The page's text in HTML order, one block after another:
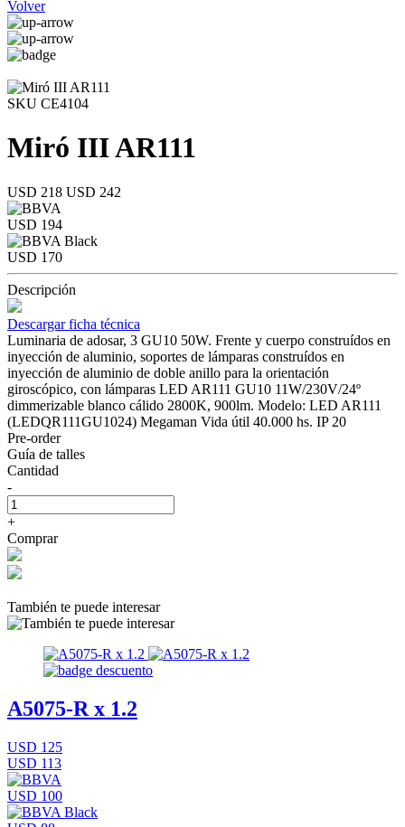
Volver
SKU CE4104
Miró III AR111
USD 218 USD 242
USD 194
USD 170
Descripción
Descargar ficha técnica
Luminaria de adosar, 3 GU10 50W. Frente y cuerpo construídos en
inyección de aluminio, soportes de lámparas construídos en
inyección de aluminio de doble anillo para la orientación
giroscópico, con lámparas LED AR111 GU10 11W/230V/24º
dimmerizable blanco cálido 2800K, 900lm. Modelo: LED AR111
(LEDQR111GU1024) Megaman Vida útil 40.000 hs. IP 20
Pre-order
Guía de talles
Cantidad
-
+
Comprar
También te puede interesar
A5075-R x 1.2
USD 125
USD 113
USD 100